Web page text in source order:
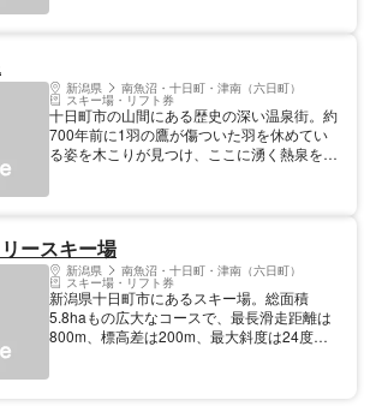
スマイルキッズパークはスノーエスカレータ
ーで登りが楽々。1月以降の土日祝日はなん
と毎回キッズイベント「雪上の宝さがし」を
行います。スノースポーツで楽しんだ後はゲ
レンデ直結の「むいか温泉ホテル」の天然温
新潟県 南魚沼・十日町・津南（六日町）
スキー場・リフト券
十日町市の山間にある歴史の深い温泉街。約
700年前に1羽の鷹が傷ついた羽を休めてい
る姿を木こりが見つけ、ここに湧く熱泉を発
り、静寂に包まれた空間には昔ながらの温泉
旅館が軒を連ねている。温泉熱で真空低音調
理した「湯治豚」など、地元名産の食材を使
った旅館料理も魅力のひとつだ。
ースキー場
新潟県 南魚沼・十日町・津南（六日町）
スキー場・リフト券
新潟県十日町市にあるスキー場。総面積
5.8haもの広大なコースで、最長滑走距離は
800m、標高差は200m、最大斜度は24度と